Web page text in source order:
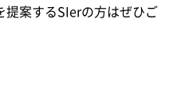
提案するSIerの方はぜひご